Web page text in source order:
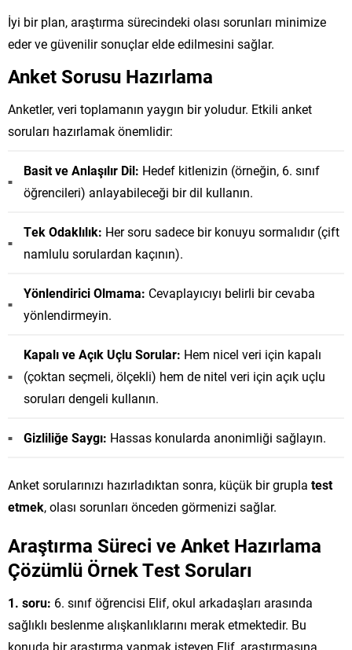
İyi bir plan, araştırma sürecindeki olası sorunları minimize
eder ve güvenilir sonuçlar elde edilmesini sağlar.
Anket Sorusu Hazırlama
Anketler, veri toplamanın yaygın bir yoludur. Etkili anket
soruları hazırlamak önemlidir:
Basit ve Anlaşılır Dil: Hedef kitlenizin (örneğin, 6. sınıf
öğrencileri) anlayabileceği bir dil kullanın.
Tek Odaklılık: Her soru sadece bir konuyu sormalıdır (çift
namlulu sorulardan kaçının).
Yönlendirici Olmama: Cevaplayıcıyı belirli bir cevaba
yönlendirmeyin.
Kapalı ve Açık Uçlu Sorular: Hem nicel veri için kapalı
(çoktan seçmeli, ölçekli) hem de nitel veri için açık uçlu
soruları dengeli kullanın.
Gizliliğe Saygı: Hassas konularda anonimliği sağlayın.
Anket sorularınızı hazırladıktan sonra, küçük bir grupla test
etmek, olası sorunları önceden görmenizi sağlar.
Araştırma Süreci ve Anket Hazırlama
Çözümlü Örnek Test Soruları
1. soru: 6. sınıf öğrencisi Elif, okul arkadaşları arasında
sağlıklı beslenme alışkanlıklarını merak etmektedir. Bu
konuda bir araştırma yapmak isteyen Elif, araştırmasına